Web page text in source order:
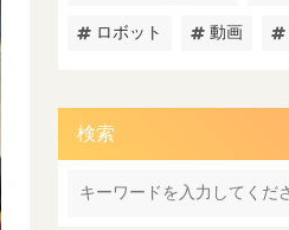
ロボット 動画
検索